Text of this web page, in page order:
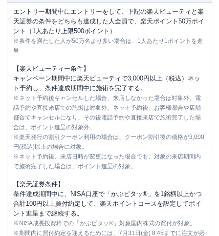
エントリー期間中にエントリーをして、下記の楽天ビューティと楽
天証券の条件をどちらも達成した人全員で、楽天ポイント50万ポイ
ント（1人あたり上限500ポイント）
※条件を満たした人が50万名より多い場合は、1人あたり1ポイントを進
呈
【楽天ビューティー条件】
キャンペーン期間中に楽天ビューティで3,000円以上（税込）ネッ
ト予約し、条件達成期間中に施術を完了する。
※ネット予約後キャンセルした場合、来店しなかった場合は対象外。電
話予約や直接来店での施術は対象外。ネット予約後、お客様都合や店舗
都合でキャンセルになり、その後電話予約や直接来店で施術完了した場
合は、ポイント進呈の対象外。
※楽天発行の割引クーポン利用の場合は、クーポン割引後の価格が3,000
円(税込)以上の場合に対象。
※ネット予約後、来店日時が変更になった場合でも、対象の来店期間内
で施術完了した場合は、ポイント進呈の対象。
【楽天証券条件】
条件達成期間中に、NISA口座で「かぶピタッ®」を1銘柄以上かつ
合計100円以上買付約定して、楽天ポイントコースを設定してポイ
ント進呈まで継続する。
※NISA成長投資枠での「かぶピタッ®」対象国内株式の買付が対象。
※期間内に買付約定を迎えるためには、7月31日(金) 8:45までに注文が必